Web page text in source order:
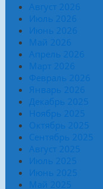
Август 2026
Июль 2026
Июнь 2026
Май 2026
Апрель 2026
Март 2026
Февраль 2026
Январь 2026
Декабрь 2025
Ноябрь 2025
Октябрь 2025
Сентябрь 2025
Август 2025
Июль 2025
Июнь 2025
Май 2025